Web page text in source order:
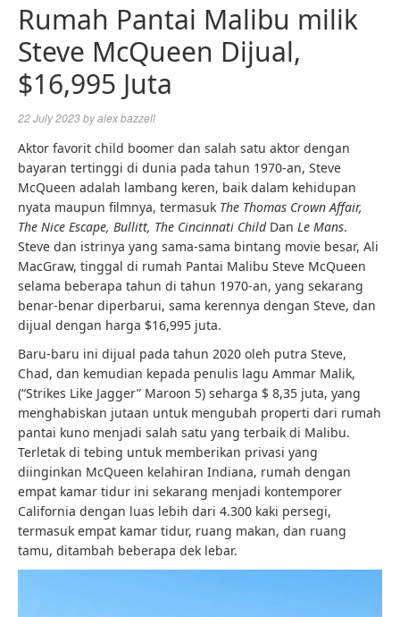
Rumah Pantai Malibu milik
Steve McQueen Dijual,
$16,995 Juta
22 July 2023byalex bazzell
Aktor favorit child boomer dan salah satu aktor dengan
bayaran tertinggi di dunia pada tahun 1970-an, Steve
McQueen adalah lambang keren, baik dalam kehidupan
nyata maupun filmnya, termasuk The Thomas Crown Affair,
The Nice Escape, Bullitt, The Cincinnati Child Dan Le Mans.
Steve dan istrinya yang sama-sama bintang movie besar, Ali
MacGraw, tinggal di rumah Pantai Malibu Steve McQueen
selama beberapa tahun di tahun 1970-an, yang sekarang
benar-benar diperbarui, sama kerennya dengan Steve, dan
dijual dengan harga $16,995 juta.
Baru-baru ini dijual pada tahun 2020 oleh putra Steve,
Chad, dan kemudian kepada penulis lagu Ammar Malik,
(“Strikes Like Jagger” Maroon 5) seharga $ 8,35 juta, yang
menghabiskan jutaan untuk mengubah properti dari rumah
pantai kuno menjadi salah satu yang terbaik di Malibu.
Terletak di tebing untuk memberikan privasi yang
diinginkan McQueen kelahiran Indiana, rumah dengan
empat kamar tidur ini sekarang menjadi kontemporer
California dengan luas lebih dari 4.300 kaki persegi,
termasuk empat kamar tidur, ruang makan, dan ruang
tamu, ditambah beberapa dek lebar.